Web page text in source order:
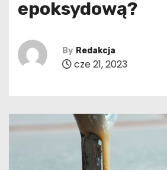
epoksydową?
By Redakcja
cze 21, 2023